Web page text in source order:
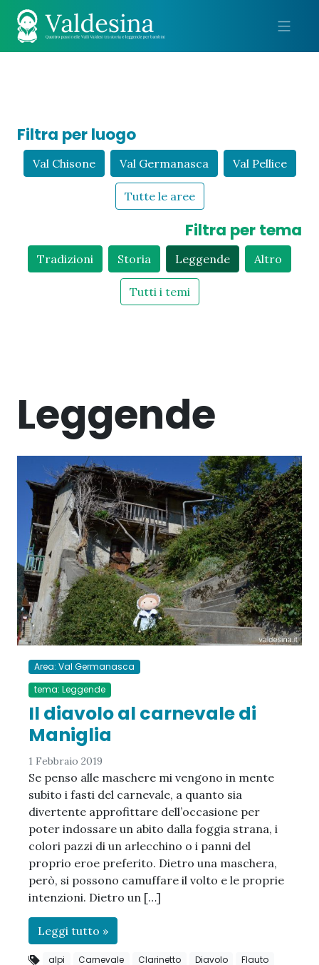
Filtra per luogo
Val Chisone Val Germanasca Val Pellice
Tutte le aree
Filtra per tema
Tradizioni Storia Leggende Altro
Tutti i temi
Leggende
Area: Val Germanasca
tema: Leggende
Il diavolo al carnevale di
Maniglia
1 Febbraio 2019
Se penso alle maschere mi vengono in mente
subito i fasti del carnevale, a quanto sia
divertente approfittare dell’occasione per
poter indossare un abito dalla foggia strana, i
colori pazzi di un arlecchino o i panni del
proprio eroe preferito. Dietro una maschera,
però, si possono camuffare il volto e le proprie
intenzioni. Dietro un […]
Leggi tutto »
alpi Carnevale Clarinetto Diavolo
Flauto